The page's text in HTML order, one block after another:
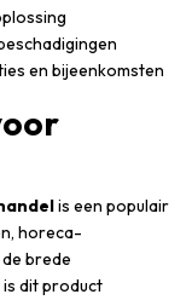
en bijeenkomsten
is een populair
horeca-
brede
dit product